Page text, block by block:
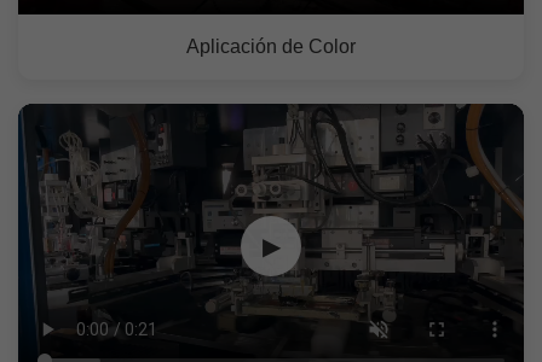
Aplicación de Color
▶